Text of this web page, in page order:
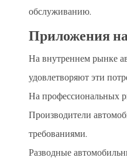
обслуживанию.
Приложения
На внутреннем рынке
удовлетворяют эти
На профессиональных
Производители
требованиями.
Разводные